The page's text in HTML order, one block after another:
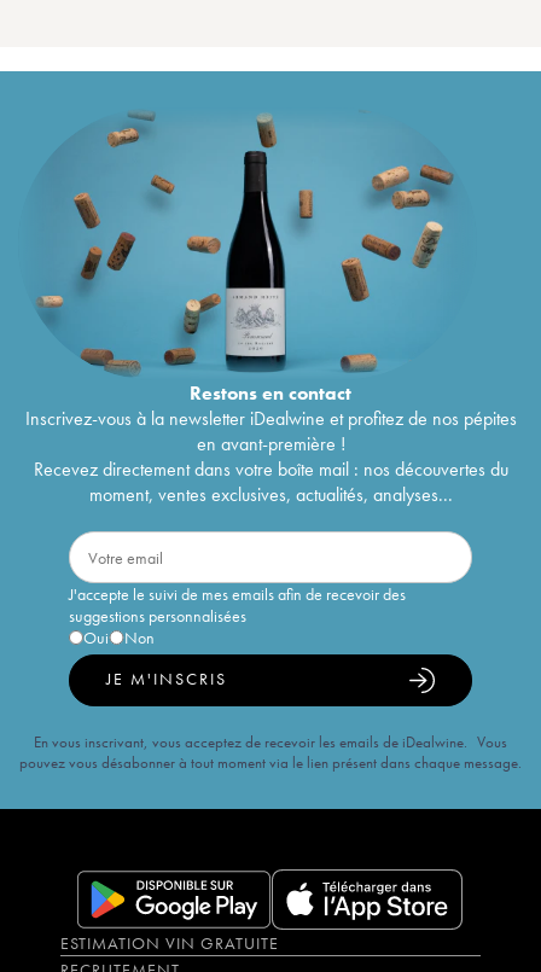
Restons encontact
Inscrivez-vous à la newsletter iDealwine et profitez de nos pépites
en avant-première !
Recevez directement dans votre boîte mail : nos découvertes du
moment, ventes exclusives, actualités, analyses...
J'accepte le suivi de mes emails afin de recevoir des
suggestions personnalisées
Oui
Non
JE M'INSCRIS
En vous inscrivant, vous acceptez de recevoir les emails de iDealwine. Vous
pouvez vous désabonner à tout moment via le lien présent dans chaque message.
ESTIMATION VIN GRATUITE